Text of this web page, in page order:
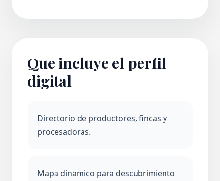
Que incluye el perfil
digital
Directorio de productores, fincas y
procesadoras.
Mapa dinamico para descubrimiento